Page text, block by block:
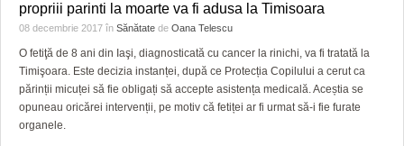
propriii parinti la moarte va fi adusa la Timisoara
08 decembrie 2017 în Sănătate de Oana Telescu
O fetiţă de 8 ani din Iaşi, diagnosticată cu cancer la rinichi, va fi tratată la
Timişoara. Este decizia instanței, după ce Protecția Copilului a cerut ca
părinții micuței să fie obligați să accepte asistența medicală. Aceștia se
opuneau oricărei intervenții, pe motiv că fetiței ar fi urmat să-i fie furate
organele.